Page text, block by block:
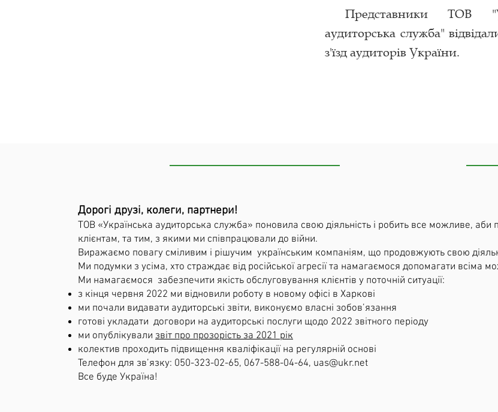
Представники ТОВ
аудиторська служба"
з'їзд аудиторів України.
Дорогі друзі, колеги, партнери!
ТОВ «Українська аудиторська служба» поновила свою діяльність і робить все можливе,
клієнтам, та тим, з якими ми співпрацювали до війни.
Виражаємо повагу сміливим і рішучим українським компаніям, що продовжують свою
Ми подумки з усіма, хто страждає від російської агресії та намагаємося допомагати
Ми намагаємося забезпечити якість обслуговування клієнтів у поточній ситуації:
з кінця червня 2022 ми відновили роботу в новому офісі в Харкові
ми почали видавати аудиторські звіти, виконуємо власні зобов’язання
готові укладати договори на аудиторські послуги щодо 2022 звітного періоду
ми опублікували звіт про прозорість за 2021 рік
колектив проходить підвищення кваліфікації на регулярній основі
Телефон для зв’язку: 050-323-02-65, 067-588-04-64, uas@ukr.net
Все буде Україна!